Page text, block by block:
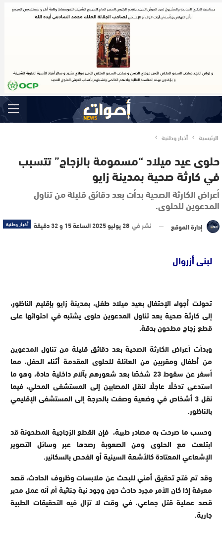
الرئيسية أخبار وطنية
حلوى عيد ميلاد “مسمومة بالزجاج” تتسبب
في كارثة صحية بمدينة زايو
أعراض الكارثة الصحية بدأت بعد دقائق قليلة من تناول
المدعوين للحلوى.
أخبار وطنية إدارة الموقع نشر في 28 يوليو 2025 الساعة 15 و 32 دقيقة
لبنى أزروال
تحولت أجواء الإحتفال بعيد ميلاد طفل، بمدينة زايو بإقليم الناظور،
إلى كارثة صحية بعد تناول المدعوين حلوى يشتبه في احتوائها على
قطع زجاج مطحون بدقة.
وبدأت أعراض الكارثة الصحية بعد دقائق قليلة من تناول المدعوين
من أطفال ومقربين من العائلة للحلوى المقدمة أثناء الحفل، مما
أسفر عن سقوط 23 شخصًا بعد شعورهم بآلام داخلية حادة، وهو ما
استدعى تدخلًا عاجلًا لنقل المصابين إلى المستشفى المحلي، فيما
نقل 3 أشخاص في وضعية وصفت بالحرجة إلى المستشفى الإقليمي
بالناظور.
وحسب ما صرحت به مصادر طبية، فإن القطع الزجاجية المطحونة قد
ابتلعت مع الحلوى ومن الصعوبة رصدها عبر وسائل التصوير
الإشعاعي المعتادة كالأشعة السينية أو الفحص بالسكانير.
وقد تم فتح تحقيق أمني للبحث عن ملابسات وظروف الحادث، قصد
معرفة إذا كان الأمر مجرد حادث دون وجود نية جنائية أم أنه عمل مدبر
قصد عملية قتل جماعي، في وقت لا تزال فيه التحقيقات الطبية
جارية.